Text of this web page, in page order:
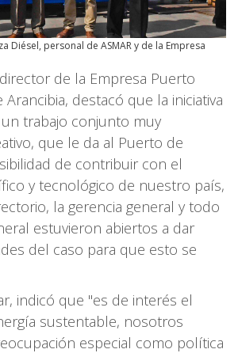
Diésel, personal de ASMAR y de la Empresa
de la Empresa Puerto
Arancibia, destacó que la iniciativa
trabajo conjunto muy
que le da al Puerto de
de contribuir con el
y tecnológico de nuestro país,
la gerencia general y todo
estuvieron abiertos a dar
del caso para que esto se
indicó que "es de interés el
sustentable, nosotros
especial como política